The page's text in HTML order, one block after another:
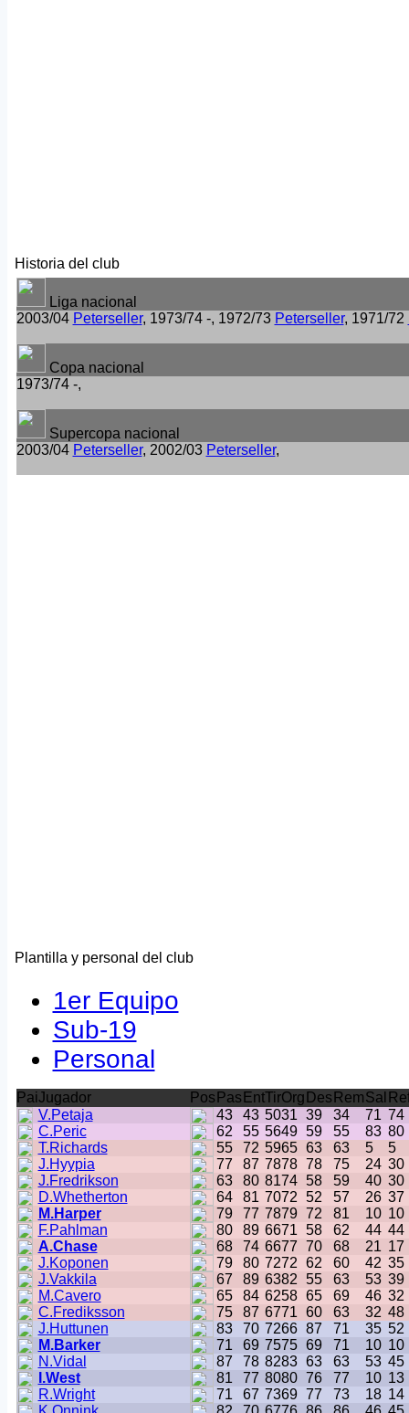
Historia del club
Liga nacional
2003/04 Peterseller, 1973/74 -, 1972/73 Peterseller, 1971/72
Copa nacional
1973/74 -,
Supercopa nacional
2003/04 Peterseller, 2002/03 Peterseller,
Plantilla y personal del club
1er Equipo
Sub-19
Personal
PaiJugador Pos Pas EntTirOrg Des RemSal
V.Petaja
43 43 5031 39 34 71 74
C.Peric
62 55 5649 59 55 83 80
T.Richards
55 72 5965 63 63 5
5
J.Hyypia
77 87 7878 78 75 24 30
J.Fredrikson
63 80 8174 58 59 40 30
D.Whetherton
64 81 7072 52 57 26 37
M.Harper
79 77 7879 72 81 10 10
F.Pahlman
80 89 6671 58 62 44 44
A.Chase
68 74 6677 70 68 21 17
J.Koponen
79 80 7272 62 60 42 35
J.Vakkila
67 89 6382 55 63 53 39
M.Cavero
65 84 6258 65 69 46 32
C.Frediksson
75 87 6771 60 63 32 48
J.Huttunen
83 70 7266 87 71 35 52
M.Barker
71 69 7575 69 71 10 10
N.Vidal
87 78 8283 63 63 53 45
I.West
81 77 8080 76 77 10 13
R.Wright
71 67 7369 77 73 18 14